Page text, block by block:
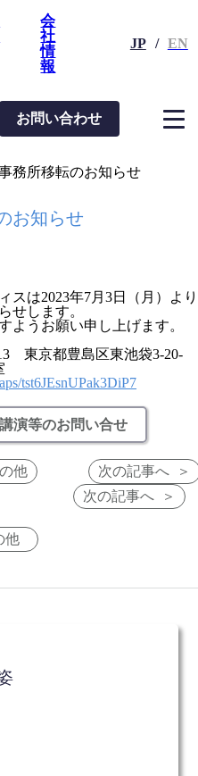
会
社
情
報
JP / EN
お問い合わせ
務所移転のお知らせ
お知らせ
スは2023年7月3日（月）より
せします。
ようお願い申し上げます。
東京都豊島区東池袋3-20-
tst6JEsnUPak3DiP7
演等のお問い合せ
他
次の記事へ
次の記事へ
他